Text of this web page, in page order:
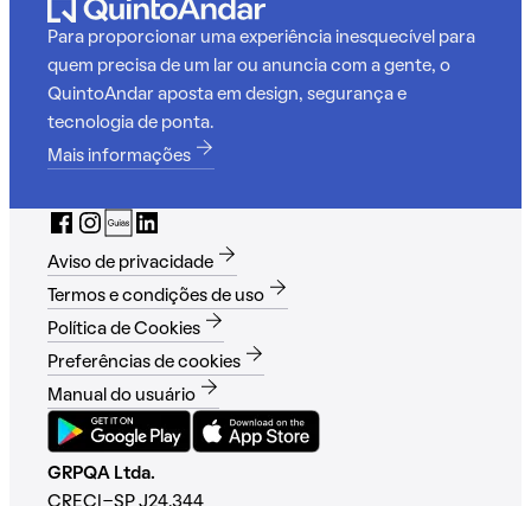
Para proporcionar uma experiência inesquecível para
quem precisa de um lar ou anuncia com a gente, o
QuintoAndar aposta em design, segurança e
tecnologia de ponta.
Mais informações
Aviso de privacidade
Termos e condições de uso
Política de Cookies
Preferências de cookies
Manual do usuário
GRPQA Ltda.